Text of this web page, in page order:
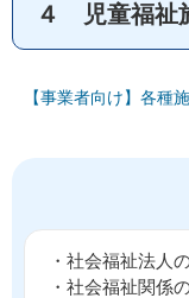
４ 児童福祉
【事業者向け】各
・社会福祉法人
・社会福祉関係